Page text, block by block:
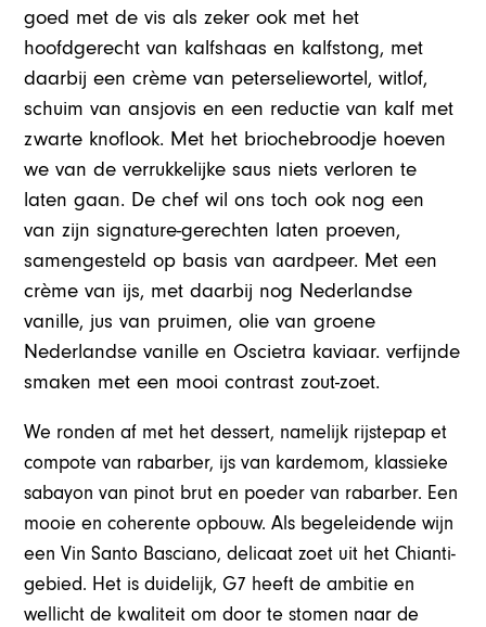
goed met de vis als zeker ook met het
hoofdgerecht van kalfshaas en kalfstong, met
daarbij een crème van peterseliewortel, witlof,
schuim van ansjovis en een reductie van kalf met
zwarte knoflook. Met het briochebroodje hoeven
we van de verrukkelijke saus niets verloren te
laten gaan. De chef wil ons toch ook nog een
van zijn signature-gerechten laten proeven,
samengesteld op basis van aardpeer. Met een
crème van ijs, met daarbij nog Nederlandse
vanille, jus van pruimen, olie van groene
Nederlandse vanille en Oscietra kaviaar. verfijnde
smaken met een mooi contrast zout-zoet.
We ronden af met het dessert, namelijk rijstepap et
compote van rabarber, ijs van kardemom, klassieke
sabayon van pinot brut en poeder van rabarber. Een
mooie en coherente opbouw. Als begeleidende wijn
een Vin Santo Basciano, delicaat zoet uit het Chianti-
gebied. Het is duidelijk, G7 heeft de ambitie en
wellicht de kwaliteit om door te stomen naar de